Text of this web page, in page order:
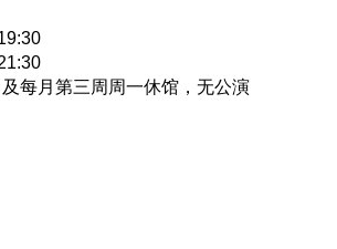
每月第三周周一休馆，无公演